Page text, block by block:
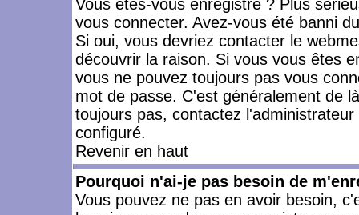
Vous êtes-vous enregistré ? Plus
vous connecter. Avez-vous été banni
Si oui, vous devriez contacter le
découvrir la raison. Si vous vous êtes
vous ne pouvez toujours pas vous
mot de passe. C'est généralement de
toujours pas, contactez
configuré.
Revenir en haut
Pourquoi n'ai-je pas besoin de
Vous pouvez ne pas en avoir besoin,